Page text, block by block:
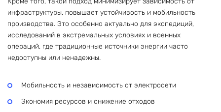
инфраструктуры, повышает устойчивость и мобильность
производства. Это особенно актуально для экспедиций,
исследований в экстремальных условиях и военных
операций, где традиционные источники энергии часто
недоступны или ненадежны.
Мобильность и независимость от электросети
Экономия ресурсов и снижение отходов